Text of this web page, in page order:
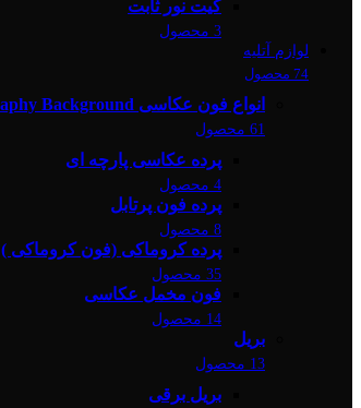
کیت نور ثابت
3 محصول
لوازم آتلیه
74 محصول
انواع فون عکاسی Photography Background
61 محصول
پرده عکاسی پارچه ای
4 محصول
پرده فون پرتابل
8 محصول
پرده کروماکی (فون کروماکی )
35 محصول
فون مخمل عکاسی
14 محصول
بریل
13 محصول
بریل برقی